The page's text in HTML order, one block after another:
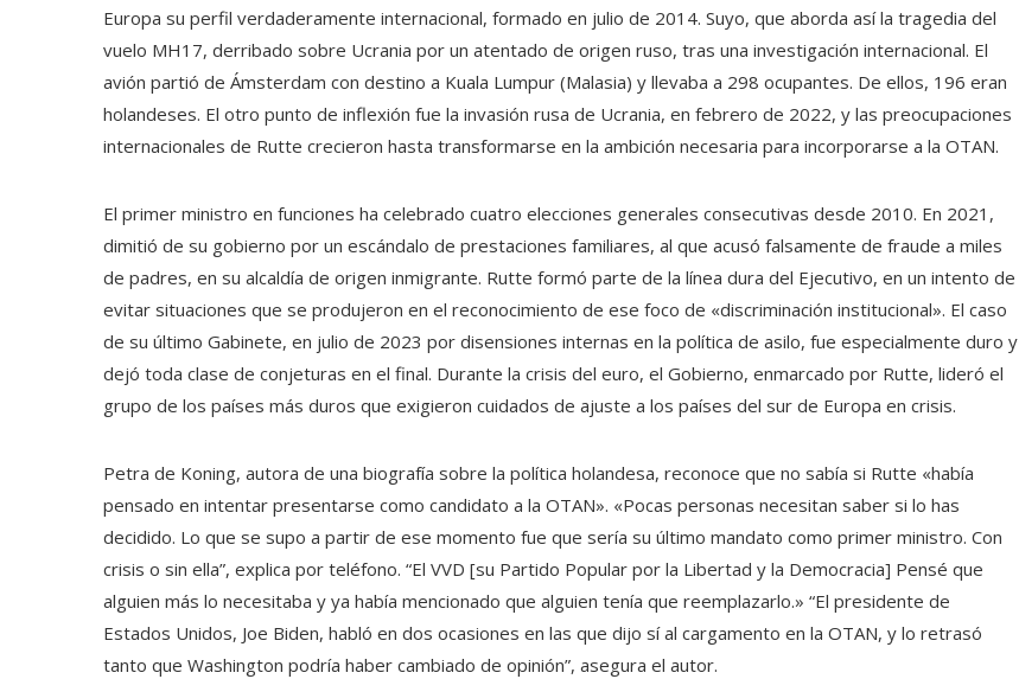
Europa su perfil verdaderamente internacional, formado en julio de 2014. Suyo, que aborda así la tragedia del
vuelo MH17, derribado sobre Ucrania por un atentado de origen ruso, tras una investigación internacional. El
avión partió de Ámsterdam con destino a Kuala Lumpur (Malasia) y llevaba a 298 ocupantes. De ellos, 196 eran
holandeses. El otro punto de inflexión fue la invasión rusa de Ucrania, en febrero de 2022, y las preocupaciones
internacionales de Rutte crecieron hasta transformarse en la ambición necesaria para incorporarse a la OTAN.
El primer ministro en funciones ha celebrado cuatro elecciones generales consecutivas desde 2010. En 2021,
dimitió de su gobierno por un escándalo de prestaciones familiares, al que acusó falsamente de fraude a miles
de padres, en su alcaldía de origen inmigrante. Rutte formó parte de la línea dura del Ejecutivo, en un intento de
evitar situaciones que se produjeron en el reconocimiento de ese foco de «discriminación institucional». El caso
de su último Gabinete, en julio de 2023 por disensiones internas en la política de asilo, fue especialmente duro y
dejó toda clase de conjeturas en el final. Durante la crisis del euro, el Gobierno, enmarcado por Rutte, lideró el
grupo de los países más duros que exigieron cuidados de ajuste a los países del sur de Europa en crisis.
Petra de Koning, autora de una biografía sobre la política holandesa, reconoce que no sabía si Rutte «había
pensado en intentar presentarse como candidato a la OTAN». «Pocas personas necesitan saber si lo has
decidido. Lo que se supo a partir de ese momento fue que sería su último mandato como primer ministro. Con
crisis o sin ella”, explica por teléfono. “El VVD [su Partido Popular por la Libertad y la Democracia] Pensé que
alguien más lo necesitaba y ya había mencionado que alguien tenía que reemplazarlo.» “El presidente de
Estados Unidos, Joe Biden, habló en dos ocasiones en las que dijo sí al cargamento en la OTAN, y lo retrasó
tanto que Washington podría haber cambiado de opinión”, asegura el autor.